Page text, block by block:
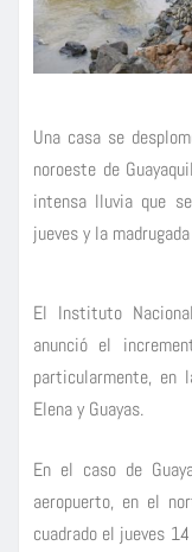
Una casa se
noroeste de
intensa lluvia que
jueves y la
El Instituto
anunció el
particularmente, en
Elena y Guayas.
En el caso de
aeropuerto, en el
cuadrado el jueves